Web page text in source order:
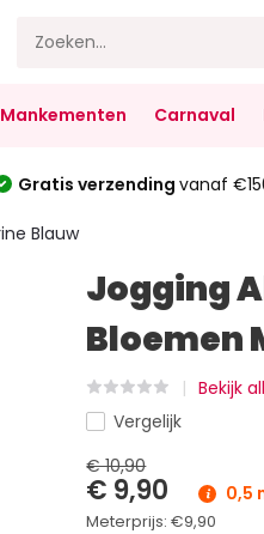
Mankementen Carnaval
Gratis verzending vanaf
Blauw
Jogging
Bloemen
Bekijk
Vergelijk
€ 10,90
€ 9,90 0,5
Meterprijs:€9,90